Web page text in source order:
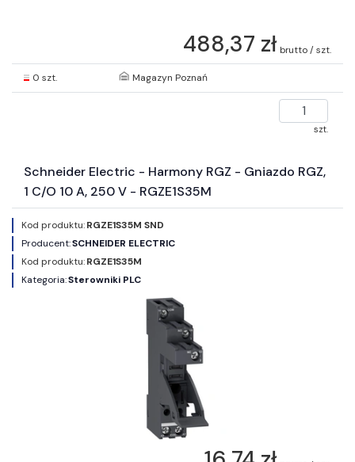
488,37 zł brutto / szt.
0 szt. Magazyn Poznań
szt.
Schneider Electric - Harmony RGZ - Gniazdo RGZ,
1 C/O 10 A, 250 V - RGZE1S35M
Kod produktu:RGZE1S35M SND
Producent:SCHNEIDER ELECTRIC
Kod produktu:RGZE1S35M
Kategoria:Sterowniki PLC